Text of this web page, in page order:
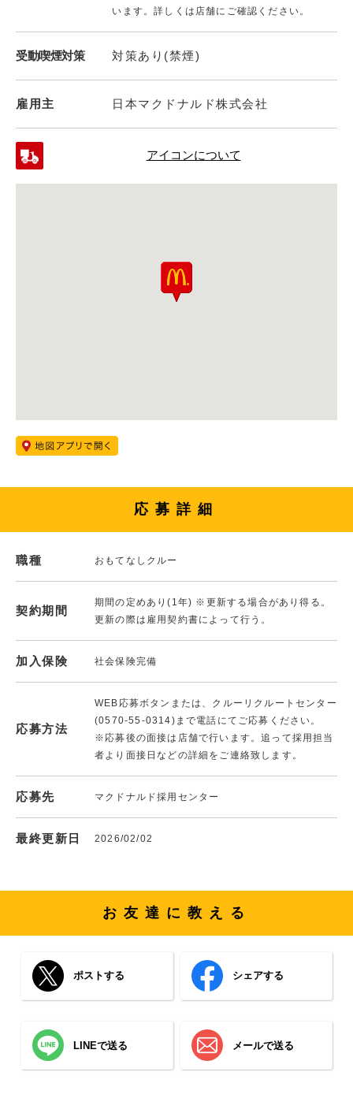
います。詳しくは店舗にご確認ください。
受動喫煙対策 対策あり(禁煙)
雇用主 日本マクドナルド株式会社
アイコンについて
応募詳細
職種 おもてなしクルー
契約期間
期間の定めあり(1年) ※更新する場合があり得る。
更新の際は雇用契約書によって行う。
加入保険 社会保険完備
応募方法
WEB応募ボタンまたは、クルーリクルートセンター
(0570-55-0314)まで電話にてご応募ください。
※応募後の面接は店舗で行います。追って採用担当
者より面接日などの詳細をご連絡致します。
応募先 マクドナルド採用センター
最終更新日 2026/02/02
お友達に教える
ポストする シェアする
LINEで送る メールで送る